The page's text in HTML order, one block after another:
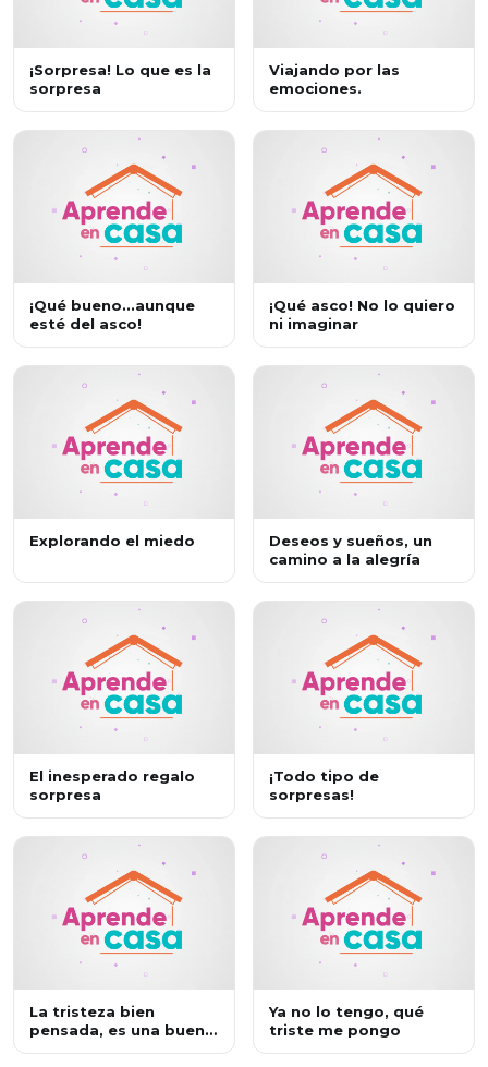
¡Sorpresa! Lo que es la
sorpresa
Viajando por las
emociones.
¡Qué bueno...aunque
esté del asco!
¡Qué asco! No lo quiero
ni imaginar
Explorando el miedo
Deseos y sueños, un
camino a la alegría
El inesperado regalo
sorpresa
¡Todo tipo de
sorpresas!
La tristeza bien
pensada, es una buena
Ya no lo tengo, qué
triste me pongo